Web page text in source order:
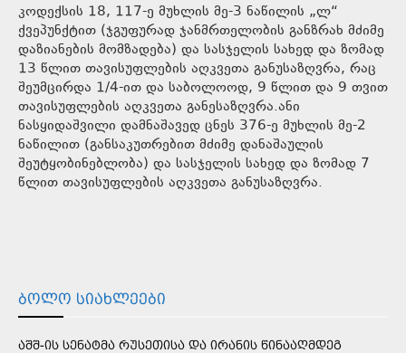
კოდექსის 18, 117-ე მუხლის მე-3 ნაწილის „ლ“
ქვეპუნქტით (ჯგუფურად ჯანმრთელობის განზრახ მძიმე
დაზიანების მომზადება) და სასჯელის სახედ და ზომად
13 წლით თავისუფლების აღკვეთა განუსაზღვრა, რაც
შეუმცირდა 1/4-ით და საბოლოოდ, 9 წლით და 9 თვით
თავისუფლების აღკვეთა განესაზღვრა.ანი
ნასყიდაშვილი დამნაშავედ ცნეს 376-ე მუხლის მე-2
ნაწილით (განსაკუთრებით მძიმე დანაშაულის
შეუტყობინებლობა) და სასჯელის სახედ და ზომად 7
წლით თავისუფლების აღკვეთა განუსაზღვრა.
ᲑᲝᲚᲝ ᲡᲘᲐᲮᲚᲔᲔᲑᲘ
ᲐᲨᲨ-ᲘᲡ ᲡᲔᲜᲐᲢᲛᲐ ᲠᲣᲡᲔᲗᲘᲡᲐ ᲓᲐ ᲘᲠᲐᲜᲘᲡ ᲬᲘᲜᲐᲐᲦᲛᲓᲔᲒ